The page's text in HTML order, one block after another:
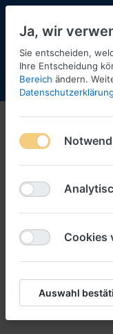
Menü
Ja, wir
Sie entscheiden,
Ihre Entscheidung
Bereich ändern.
Datenschutzerklärung
Cookies
Auswahl